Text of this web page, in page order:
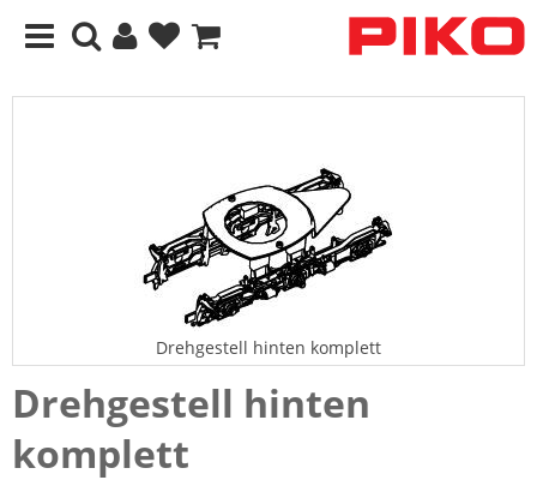
Drehgestell hinten komplett
Drehgestell hinten
komplett